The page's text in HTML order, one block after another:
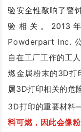
验安全性敲响了警
验相关。2013
Powderpart Inc.
自在工厂工作的工
燃金属粉末的3D打
属3D打印相关的危
3D打印的重要材
料可燃，因此会像